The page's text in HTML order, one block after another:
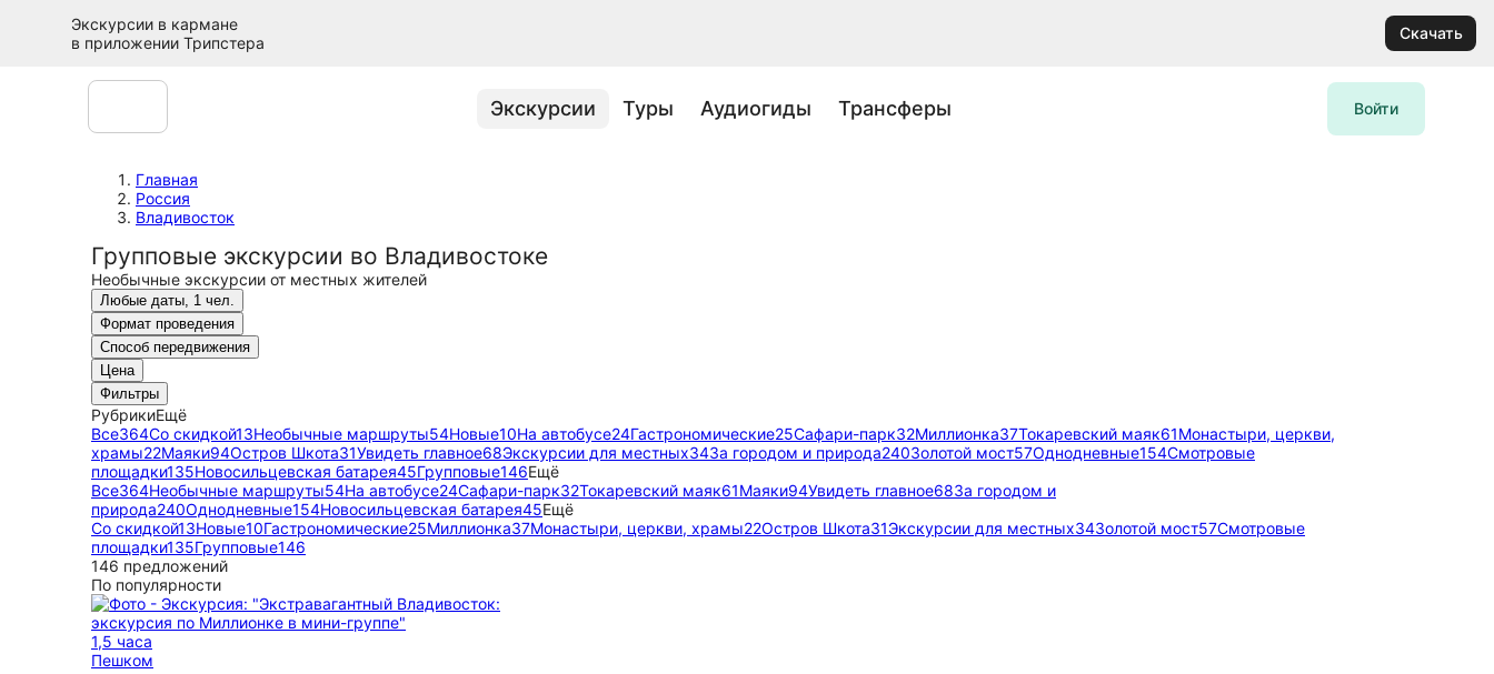
Экскурсии в кармане
в приложении Трипстера
Скачать
Экскурсии Туры Аудиогиды Трансферы Войти
Главная
Россия
Владивосток
Групповые экскурсии во Владивостоке
Необычные экскурсии от местных жителей
Любые даты, 1 чел.
Формат проведения
Способ передвижения
Цена
Фильтры
РубрикиЕщё
Все364Со скидкой13Необычные маршруты54Новые10На автобусе24Гастрономические25Сафари-парк32Миллионка37Токаревский маяк61Монастыри, церкви,
храмы22Маяки94Остров Шкота31Увидеть главное68Экскурсии для местных34За городом и природа240Золотой мост57Однодневные154Смотровые
площадки135Новосильцевская батарея45Групповые146Ещё
Все364Необычные маршруты54На автобусе24Сафари-парк32Токаревский маяк61Маяки94Увидеть главное68За городом и
природа240Однодневные154Новосильцевская батарея45Ещё
Со скидкой13Новые10Гастрономические25Миллионка37Монастыри, церкви, храмы22Остров Шкота31Экскурсии для местных34Золотой мост57Смотровые
площадки135Групповые146
146 предложений
По популярности
1,5 часа
Пешком